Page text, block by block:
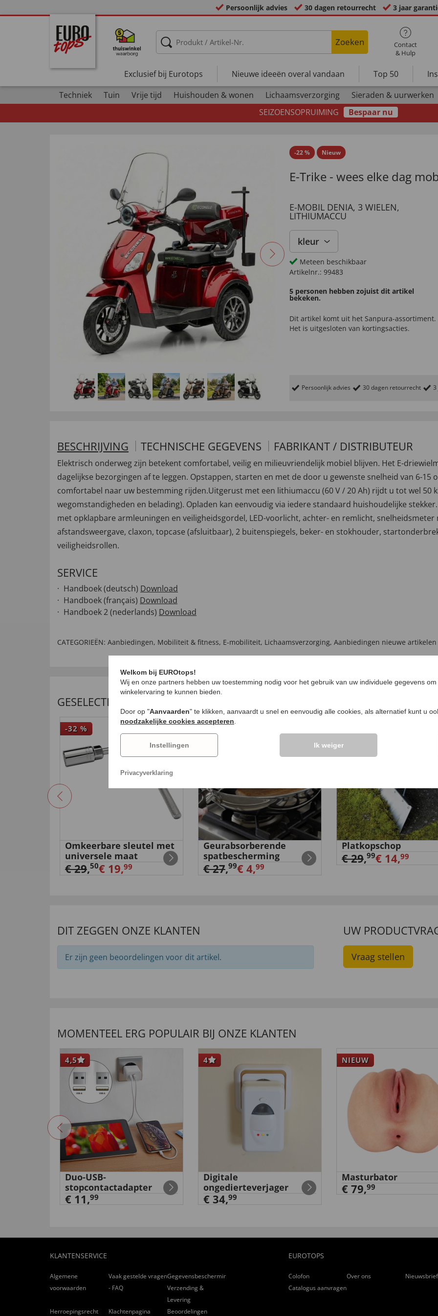
Persoonlijk advies 30 dagen retourrecht 3 jaar
Zoeken
Contact
& Hulp
Exclusief bij Eurotops Nieuwe ideeën overal vandaan Top 50
Techniek
Tuin Vrije tijd Huishouden & wonen Lichaamsverzorging Sieraden & uurwerken
SEIZOENSOPRUIMING
Bespaar nu
-22% Nieuw
E-Trike - wees elke dag
E-MOBIL DENIA, 3 WIELEN,
LITHIUMACCU
kleur
Meteen beschikbaar
Artikelnr.: 99483
5 personen hebben zojuist dit artikel
bekeken.
Dit artikel komt uit het Sanpura-assortiment.
Het is uitgesloten van kortingsacties.
Persoonlijk advies 30 dagen retourrecht 3
BESCHRIJVING TECHNISCHE GEGEVENS FABRIKANT / DISTRIBUTEUR
Elektrisch onderweg zijn betekent comfortabel, veilig en milieuvriendelijk mobiel blijven. Het E-
dagelijkse bezorgingen af te leggen. Opstappen, starten en met de door u gewenste snelheid van 6-15
comfortabel naar uw bestemming rijden.Uitgerust met een lithiumaccu (60 V / 20 Ah) rijdt u tot wel 50
wegomstandigheden en belading). Opladen kan eenvoudig via iedere standaard huishoudelijke
met opklapbare armleuningen en veiligheidsgordel, LED-voorlicht, achter- en remlicht,
afstandsweergave, claxon, topcase (afsluitbaar), 2 buitenspiegels, beker- en stokhouder,
veiligheidsrollen.
SERVICE
Handboek (deutsch) Download
Handboek (français) Download
Handboek 2 (nederlands) Download
CATEGORIEËN: Aanbiedingen, Mobiliteit & fitness, E-mobiliteit, Lichaamsverzorging, Aanbiedingen nieuwe artikelen
GESELECTEERDE AANBEVELINGEN VOOR U
-32 %
Omkeerbare sleutel met
universele maat
€ 29,50€ 19,99
Geurabsorberende
spatbescherming
€ 27,99€ 4,99
Platkopschop
€ 29,99€ 14,99
DIT ZEGGEN ONZE KLANTEN
Er zijn geen beoordelingen voor dit artikel.
UW
Vraag stellen
MOMENTEEL ERG POPULAIR BIJ ONZE KLANTEN
4,5
Duo-USB-
stopcontactadapter
€ 11,99
4
Digitale
ongedierteverjager
€ 34,99
NIEUW
Masturbator
€ 79,99
KLANTENSERVICE
Algemene
voorwaarden
Vaak gestelde vragen
- FAQ
Gegevensbescherming
Verzending &
Levering
Herroepingsrecht
Klachtenpagina Beoordelingen
EUROTOPS
Colofon Over ons
Nieuwsbrief
Catalogus aanvragen
Welkom bij EUROtops!
Wij en onze partners hebben uw toestemming nodig voor het gebruik van uw individuele gegevens
winkelervaring te kunnen bieden.
Door op "Aanvaarden" te klikken, aanvaardt u snel en eenvoudig alle cookies, als alternatief kunt u
noodzakelijke cookies accepteren
Instellingen Ik weiger
Privacyverklaring